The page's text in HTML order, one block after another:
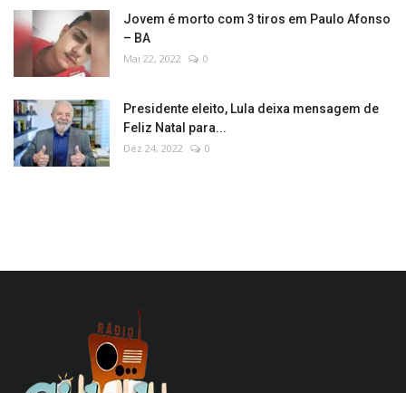
Jovem é morto com 3 tiros em Paulo Afonso
– BA
Mai 22, 2022 0
Presidente eleito, Lula deixa mensagem de
Feliz Natal para...
Dez 24, 2022 0